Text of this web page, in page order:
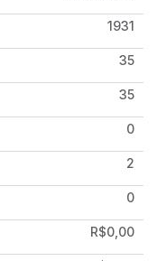
1931
35
35
0
2
0
R$0,00